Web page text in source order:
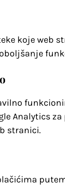
koje web
Analytics
stranici.